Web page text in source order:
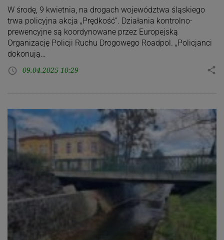
W środę, 9 kwietnia, na drogach województwa śląskiego
trwa policyjna akcja „Prędkość”. Działania kontrolno-
prewencyjne są koordynowane przez Europejską
Organizację Policji Ruchu Drogowego Roadpol. „Policjanci
dokonują…
access_time 09.04.2025 10:29 share